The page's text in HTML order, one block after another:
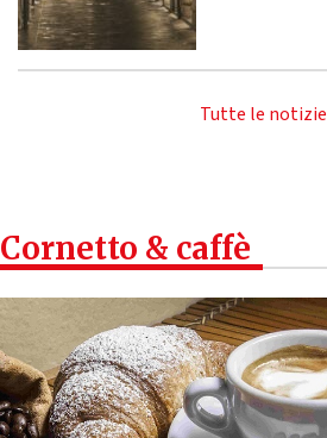
Tutte le notizie
Cornetto & caffè